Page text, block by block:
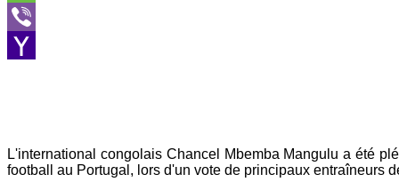
Message
Viber
L'international congolais Chancel Mbemba Mangulu a été
football au Portugal, lors d'un vote de principaux entraîneurs